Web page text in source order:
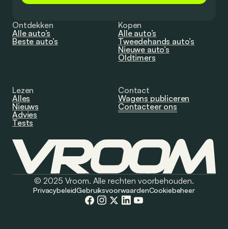
Ontdekken
Alle auto’s
Beste auto’s
Kopen
Alle auto’s
Tweedehands auto’s
Nieuwe auto’s
Oldtimers
Lezen
Alles
Nieuws
Advies
Tests
Contact
Wagens publiceren
Contacteer ons
© 2025 Vroom. Alle rechten voorbehouden.
PrivacybeleidGebruiksvoorwaardenCookiebeheer